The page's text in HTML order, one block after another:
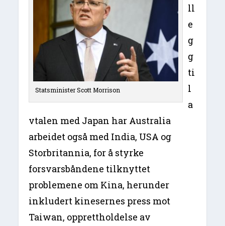
Statsminister Scott Morrison
ll
e
g
g
ti
l
a
vtalen med Japan har Australia
arbeidet også med India, USA og
Storbritannia, for å styrke
forsvarsbåndene tilknyttet
problemene om Kina, herunder
inkludert kinesernes press mot
Taiwan, opprettholdelse av